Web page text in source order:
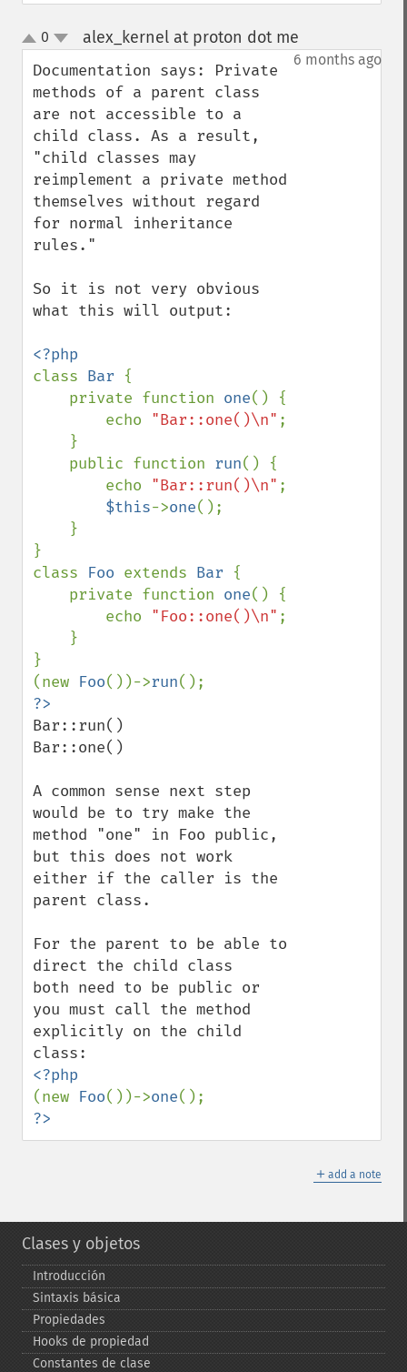
up
down
0 alex_kernel at proton dot me
6 months ago
Documentation says: Private
methods of a parent class
are not accessible to a
child class. As a result,
"child classes may
reimplement a private method
themselves without regard
for normal inheritance
rules."
So it is not very obvious
what this will output:
class Bar {
    private function
one() {
        echo
"Bar::one()\n" ;
    public function
run() {
        echo
"Bar::run()\n" ;
$this->one();
}
class Foo extends Bar {
    private function
one() {
        echo
"Foo::one()\n" ;
}
(new Foo())->run
Bar::run()
Bar::one()
A common sense next step
would be to try make the
method "one" in Foo public,
but this does not work
either if the caller is the
parent class.
For the parent to be able to
direct the child class
both need to be public or
you must call the method
explicitly on the child
(new Foo())->one
?>
＋ add a note
Clases y objetos
Introducción
Sintaxis básica
Propiedades
Hooks de propiedad
Constantes de clase